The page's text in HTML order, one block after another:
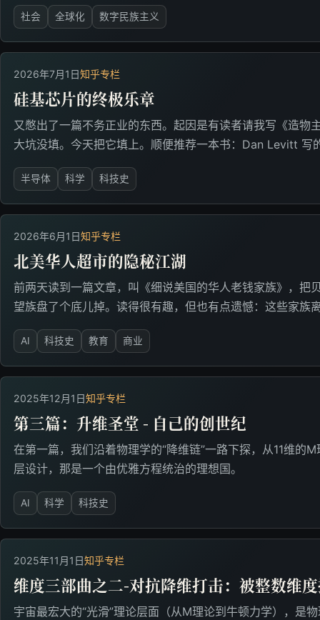
社会 全球化 数字民族主义
2026年7月1日知乎专栏
硅基芯片的终极乐章
又憋出了一篇不务正业的东西。起因是有读者请我写《造物
大坑没填。今天把它填上。顺便推荐一本书：Dan Levitt
半导体 科学 科技史
2026年6月1日知乎专栏
北美华人超市的隐秘江湖
前两天读到一篇文章，叫《细说美国的华人老钱家族》，把
望族盘了个底儿掉。读得很有趣，但也有点遗憾：这些家族
AI 科技史 教育 商业
2025年12月1日知乎专栏
第三篇：升维圣堂 - 自己的创世纪
在第一篇，我们沿着物理学的“降维链”一路下探，从11维的
层设计，那是一个由优雅方程统治的理想国。
AI 科学 科技史
2025年11月1日知乎专栏
维度三部曲之二-对抗降维打击：被整数维
宇宙最宏大的“光滑”理论层面（从M理论到牛顿力学），是